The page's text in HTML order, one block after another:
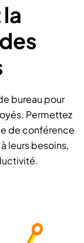
bureau pour
Permettez
de conférence
leurs besoins,